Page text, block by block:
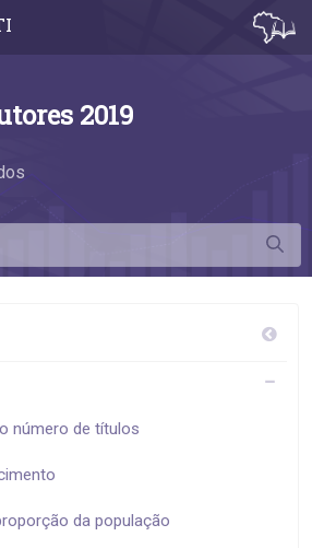
- 1.5 Idade na
2019
número de títulos
da população